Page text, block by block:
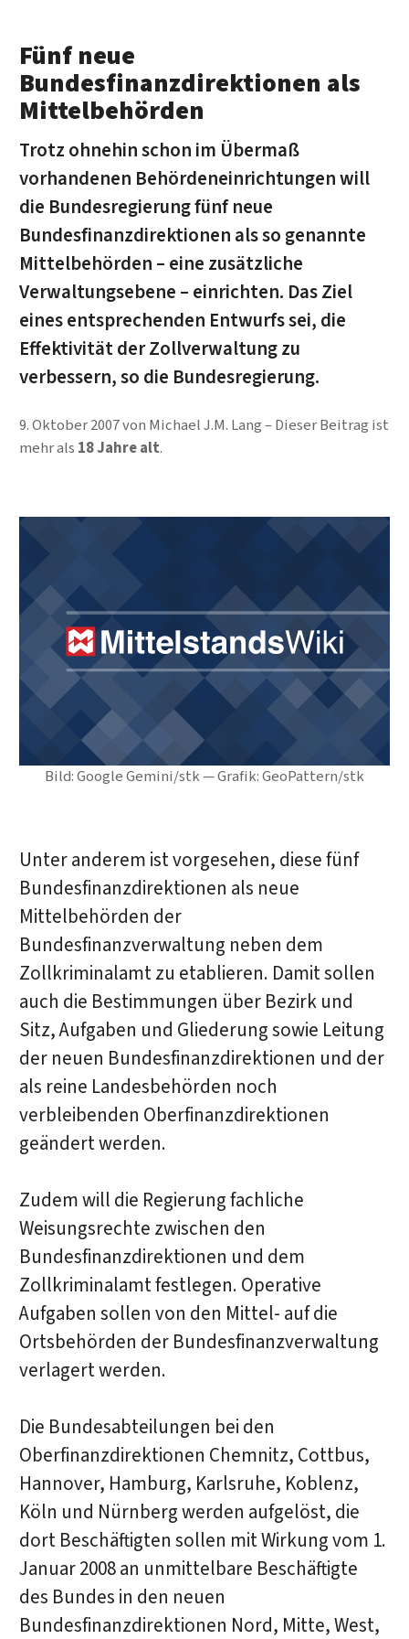
Bild: Google Gemini/stk — Grafik: GeoPattern/stk
Fünf neue
Bundesfinanzdirektionen als
Mittelbehörden
Trotz ohnehin schon im Übermaß
vorhandenen Behördeneinrichtungen will
die Bundesregierung fünf neue
Bundesfinanzdirektionen als so genannte
Mittelbehörden – eine zusätzliche
Verwaltungsebene – einrichten. Das Ziel
eines entsprechenden Entwurfs sei, die
Effektivität der Zollverwaltung zu
verbessern, so die Bundesregierung.
9. Oktober 2007von Michael J.M. Lang
Dieser Beitrag ist
mehr als 18 Jahre alt.
Unter anderem ist vorgesehen, diese fünf
Bundesfinanzdirektionen als neue
Mittelbehörden der
Bundesfinanzverwaltung neben dem
Zollkriminalamt zu etablieren. Damit sollen
auch die Bestimmungen über Bezirk und
Sitz, Aufgaben und Gliederung sowie Leitung
der neuen Bundesfinanzdirektionen und der
als reine Landesbehörden noch
verbleibenden Oberfinanzdirektionen
geändert werden.
Zudem will die Regierung fachliche
Weisungsrechte zwischen den
Bundesfinanzdirektionen und dem
Zollkriminalamt festlegen. Operative
Aufgaben sollen von den Mittel- auf die
Ortsbehörden der Bundesfinanzverwaltung
verlagert werden.
Die Bundesabteilungen bei den
Oberfinanzdirektionen Chemnitz, Cottbus,
Hannover, Hamburg, Karlsruhe, Koblenz,
Köln und Nürnberg werden aufgelöst, die
dort Beschäftigten sollen mit Wirkung vom 1.
Januar 2008 an unmittelbare Beschäftigte
des Bundes in den neuen
Bundesfinanzdirektionen Nord, Mitte, West,